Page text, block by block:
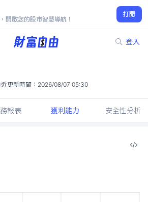
開啟您的股市智慧導航！
打開
登入
21.80
-0.22%
更新時間： 2026/08/07 05:30
報表 獲利能力 安全性分析